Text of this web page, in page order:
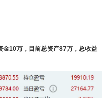
金10万，目前总资产87万，总收益